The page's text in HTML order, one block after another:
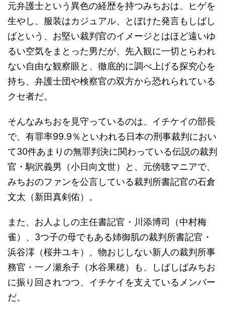
元弁護士という異色の経歴を持つみちおは、ヒゲを
生やし、服装はカジュアル、とぼけた発言もしばし
ばという、お堅い裁判官のイメージとはほど遠いゆ
るい空気をまとった男だが、先入観に一切とらわれ
ない自由な観察眼と、徹底的に調べ上げる探究心を
持ち、弁護士団や検察官の双方から恐れられている
クセ者だ。
そんなみちおを見守っているのは、イチケイの部長
で、有罪率99.9％といわれる日本の刑事裁判におい
て30件あまりの無罪判決に関わっている伝説の裁判
官・駒沢義男（小日向文世）と、元傍聴マニアで、
みちおのファンを公言している裁判所書記官の石倉
文太（新田真剣佑）。
また、お人よしの主任書記官・川添博司（中村梅
雀）、3つ子の母でもある姉御肌の裁判所書記官・
浜谷澪（桜井ユキ）、物おじしない新人の裁判所事
務官・一ノ瀬糸子（水谷果穂）も、しばしばみちお
に振り回されつつ、イチケイを支えているメンバー
だ。